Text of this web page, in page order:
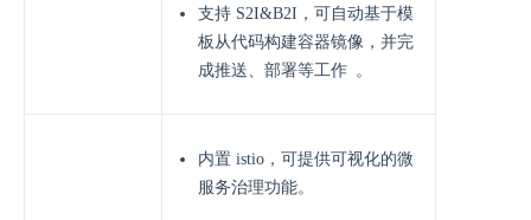
⽀持 S2I&B2I，可⾃动基于模
板从代码构建容器镜像，并完
成推送、部署等⼯作 。
内置 istio，可提供可视化的微
服务治理功能。